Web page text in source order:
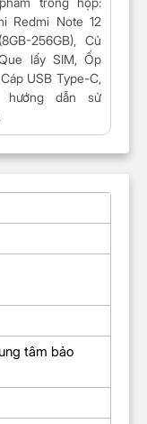
Redmi Note 12
256GB), Củ
lấy SIM, Ốp
USB Type-C,
hướng dẫn sử
tâm bảo